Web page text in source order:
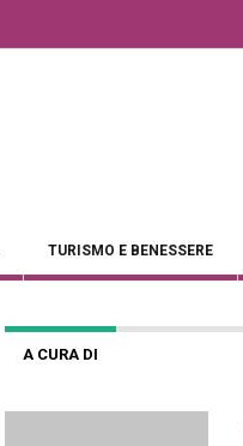
TURISMO E BENESSERE
A CURA DI